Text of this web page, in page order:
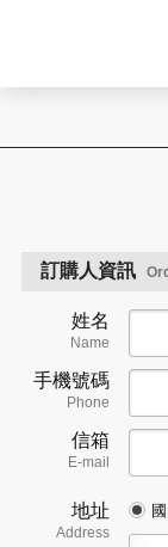
訂購人資訊
姓名
Name
手機號碼
Phone
信箱
E-mail
地址
Address